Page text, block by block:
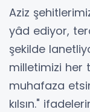
Aziz
yâd ediyor,
şekilde
milletimizi her
muhafaza
kılsın."